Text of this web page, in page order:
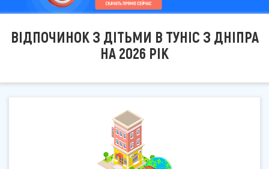
ВІДПОЧИНОК З ДІТЬМИ В ТУНІС З ДНІПРА
НА 2026 РІК